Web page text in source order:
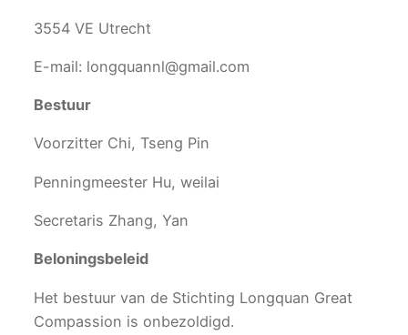
3554 VE Utrecht
E-mail: longquannl@gmail.com
Bestuur
Voorzitter Chi, Tseng Pin
Penningmeester Hu, weilai
Secretaris Zhang, Yan
Beloningsbeleid
Het bestuur van de Stichting Longquan Great
Compassion is onbezoldigd.